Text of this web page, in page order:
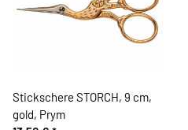
Stickschere STORCH, 9 cm,
gold, Prym